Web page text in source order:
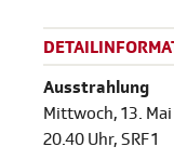
Ausstrahlung
Mittwoch, 13.
20.40 Uhr, SRF 1